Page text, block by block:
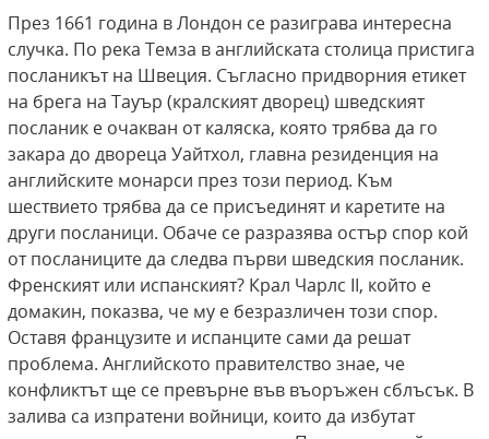
През 1661 година в Лондон се разиграва интересна
случка. По река Темза в английската столица пристига
посланикът на Швеция. Съгласно придворния етикет
на брега на Тауър (кралският дворец) шведският
посланик е очакван от каляска, която трябва да го
закара до двореца Уайтхол, главна резиденция на
английските монарси през този период. Към
шествието трябва да се присъединят и каретите на
други посланици. Обаче се разразява остър спор кой
от посланиците да следва първи шведския посланик.
Френският или испанският? Крал Чарлс II, който е
домакин, показва, че му е безразличен този спор.
Оставя французите и испанците сами да решат
проблема. Английското правителство знае, че
конфликтът ще се превърне във въоръжен сблъсък. В
залива са изпратени войници, които да избутат